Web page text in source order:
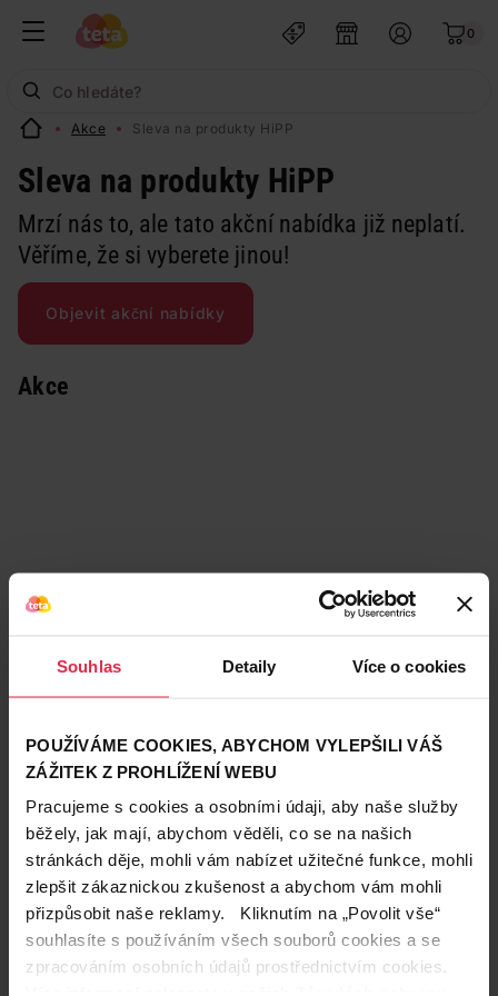
Souhlas Detaily Více o cookies
POUŽÍVÁME COOKIES, ABYCHOM VYLEPŠILI VÁŠ
ZÁŽITEK Z PROHLÍŽENÍ WEBU
Pracujeme s cookies a osobními údaji, aby naše služby
běžely, jak mají, abychom věděli, co se na našich
stránkách děje, mohli vám nabízet užitečné funkce, mohli
zlepšit zákaznickou zkušenost a abychom vám mohli
přizpůsobit naše reklamy. Kliknutím na „Povolit vše“
souhlasíte s používáním všech souborů cookies a se
zpracováním osobních údajů prostřednictvím cookies.
0
Akce Sleva na produkty HiPP
Sleva na produkty HiPP
Mrzí nás to, ale tato akční nabídka již neplatí.
Věříme, že si vyberete jinou!
Objevit akční nabídky
Akce
Teta prodejny a služby